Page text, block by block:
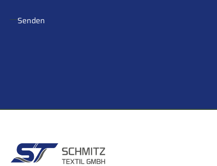
Senden